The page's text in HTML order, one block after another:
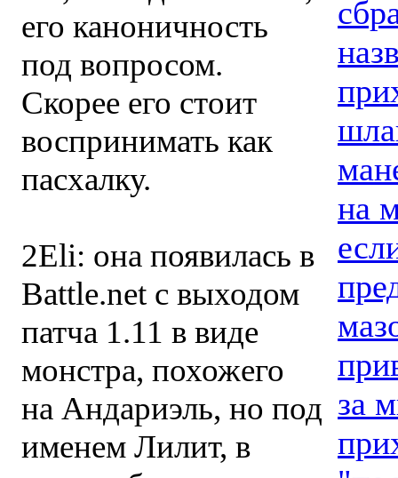
его каноничность
под вопросом.
Скорее его стоит
воспринимать как
пасхалку.
2Eli: она появилась в
Battle.net с выходом
патча 1.11 в виде
монстра, похожего
на Андариэль, но под
именем Лилит, в
на
за